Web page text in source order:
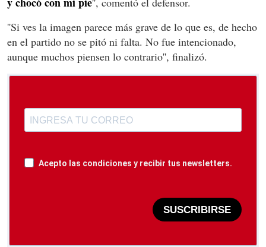
''Si ves la imagen parece más grave de lo que es, de hecho
en el partido no se pitó ni falta. No fue intencionado,
aunque muchos piensen lo contrario'', finalizó.
Acepto las condiciones y recibir tus newsletters.
SUSCRIBIRSE